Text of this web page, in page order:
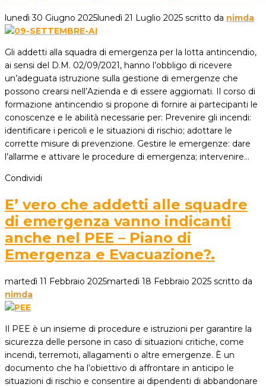
lunedì 30 Giugno 2025lunedì 21 Luglio 2025 scritto da nimda
Gli addetti alla squadra di emergenza per la lotta antincendio,
ai sensi del D.M. 02/09/2021, hanno l’obbligo di ricevere
un’adeguata istruzione sulla gestione di emergenze che
possono crearsi nell’Azienda e di essere aggiornati. Il corso di
formazione antincendio si propone di fornire ai partecipanti le
conoscenze e le abilità necessarie per: Prevenire gli incendi:
identificare i pericoli e le situazioni di rischio; adottare le
corrette misure di prevenzione. Gestire le emergenze: dare
l’allarme e attivare le procedure di emergenza; intervenire…
Condividi
E’ vero che addetti alle squadre
di emergenza vanno indicanti
anche nel PEE – Piano di
Emergenza e Evacuazione?.
martedì 11 Febbraio 2025martedì 18 Febbraio 2025 scritto da
nimda
Il PEE è un insieme di procedure e istruzioni per garantire la
sicurezza delle persone in caso di situazioni critiche, come
incendi, terremoti, allagamenti o altre emergenze. È un
documento che ha l’obiettivo di affrontare in anticipo le
situazioni di rischio e consentire ai dipendenti di abbandonare